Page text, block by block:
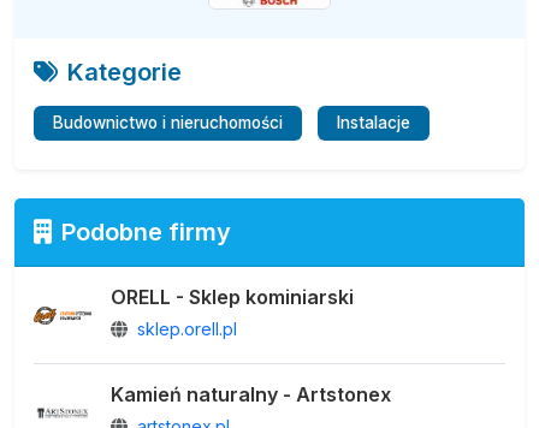
Kategorie
Budownictwo i nieruchomości Instalacje
Podobne firmy
ORELL - Sklep kominiarski
sklep.orell.pl
Kamień naturalny - Artstonex